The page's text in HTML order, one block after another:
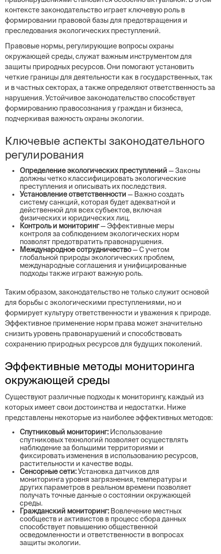
контексте законодательство играет ключевую роль в
формировании правовой базы для предотвращения и
преследования экологических преступлений.
Правовые нормы, регулирующие вопросы охраны
окружающей среды, служат важным инструментом для
защиты природных ресурсов. Они помогают установить
четкие границы для деятельности как в государственных, так
и в частных секторах, а также определяют ответственность за
нарушения. Устойчивое законодательство способствует
формированию правосознания у граждан и бизнеса,
подчеркивая важность охраны экологии.
Ключевые аспекты законодательного
регулирования
Определение экологических преступлений — Законы
должны четко классифицировать экологические
преступления и описывать их последствия.
Установление ответственности — Важно создать
систему санкций, которая будет адекватной и
действенной для всех субъектов, включая
физических и юридических лиц.
Контроль и мониторинг— Эффективные меры
контроля за соблюдением экологических норм
позволят предотвратить правонарушения.
Международное сотрудничество— С учетом
глобальной природы экологических проблем,
международные соглашения и унифицированные
подходы также играют важную роль.
Таким образом, законодательство не только служит основой
для борьбы с экологическими преступлениями, но и
формирует культуру ответственности и уважения к природе.
Эффективное применение норм права может значительно
снизить уровень правонарушений и способствовать
сохранению природных ресурсов для будущих поколений.
Эффективные методы мониторинга
окружающей среды
Существуют различные подходы к мониторингу, каждый из
которых имеет свои достоинства и недостатки. Ниже
представлены некоторые из наиболее эффективных методов:
Спутниковый мониторинг: Использование
спутниковых технологий позволяет осуществлять
наблюдение за большими территориями и
фиксировать изменения в использованию ресурсов,
растительности и качестве воды.
Сенсорные сети:Установка датчиков для
мониторинга уровня загрязнения, температуры и
других параметров в реальном времени позволяет
получать точные данные о состоянии окружающей
среды.
Гражданский мониторинг: Вовлечение местных
сообществ и активистов в процесс сбора данных
способствует повышению общественной
осведомленности и ответственности в вопросах
защиты экологии.